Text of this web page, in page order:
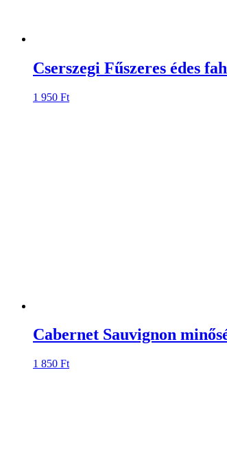
Cserszegi Fűszeres édes
1 950 Ft
Cabernet Sauvignon
1 850 Ft